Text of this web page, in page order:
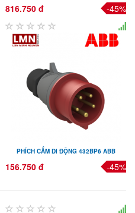
816.750 đ -45%
PHÍCH CẮM DI ĐỘNG 432BP6 ABB
156.750 đ -45%